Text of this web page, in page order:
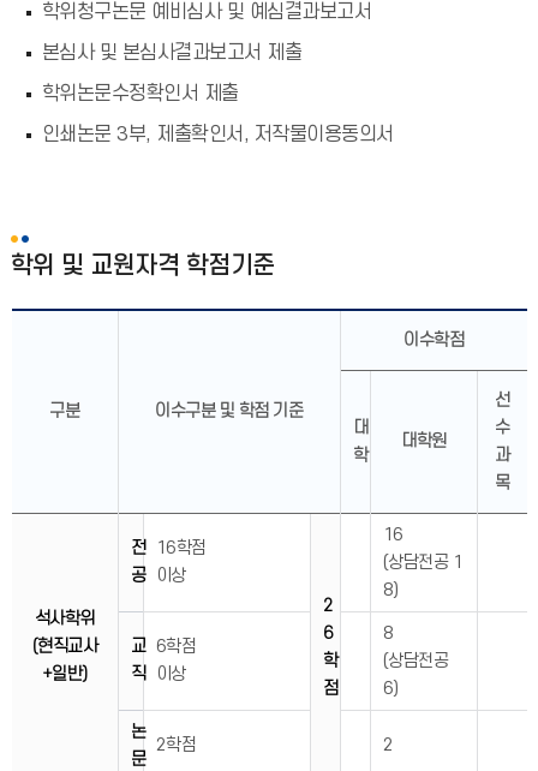
학위청구논문 예비심사 및 예심결과보고서
본심사 및 본심사결과보고서 제출
학위논문수정확인서 제출
인쇄논문 3부, 제출확인서, 저작물이용동의서
학위 및 교원자격 학점기준
구분 이수구분 및 학점 기준
이수학점
대
학
대학원
선
수
과
목
석사학위
(현직교사
+일반)
전
공
16학점
이상
2
6
학
점
16
(상담전공 1
8)
교
직
6학점
이상
8
(상담전공
6)
논
문
2학점 2